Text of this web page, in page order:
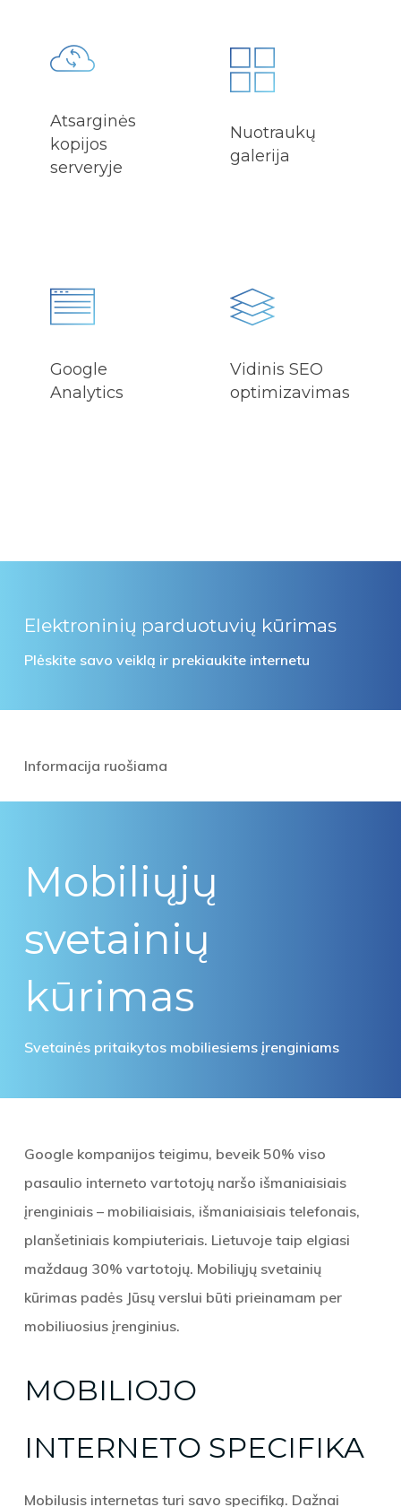
Atsarginės
kopijos
serveryje
Nuotraukų
galerija
Google
Analytics
Vidinis SEO
optimizavimas
Elektroninių parduotuvių kūrimas
Plėskite savo veiklą ir prekiaukite internetu
Informacija ruošiama
Mobiliųjų
svetainių
kūrimas
Svetainės pritaikytos mobiliesiems įrenginiams
Google kompanijos teigimu, beveik 50% viso
pasaulio interneto vartotojų naršo išmaniaisiais
įrenginiais – mobiliaisiais, išmaniaisiais telefonais,
planšetiniais kompiuteriais. Lietuvoje taip elgiasi
maždaug 30% vartotojų. Mobiliųjų svetainių
kūrimas padės Jūsų verslui būti prieinamam per
mobiliuosius įrenginius.
MOBILIOJO
INTERNETO SPECIFIKA
Mobilusis internetas turi savo specifiką. Dažnai